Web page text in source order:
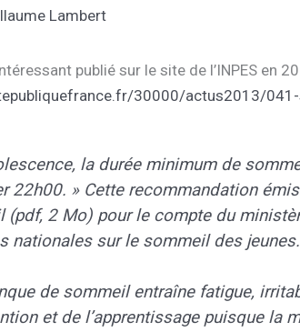
Lambert
publié sur le site de l’INPES en
30000/actus2013/
la durée minimum de
22h00. » Cette recommandation
(pdf, 2 Mo) pour le compte du
nationales sur le sommeil des jeunes.
de sommeil entraîne fatigue,
et de l’apprentissage puisque